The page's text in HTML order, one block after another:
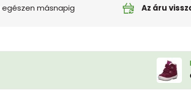
egészen másnapig Az áru